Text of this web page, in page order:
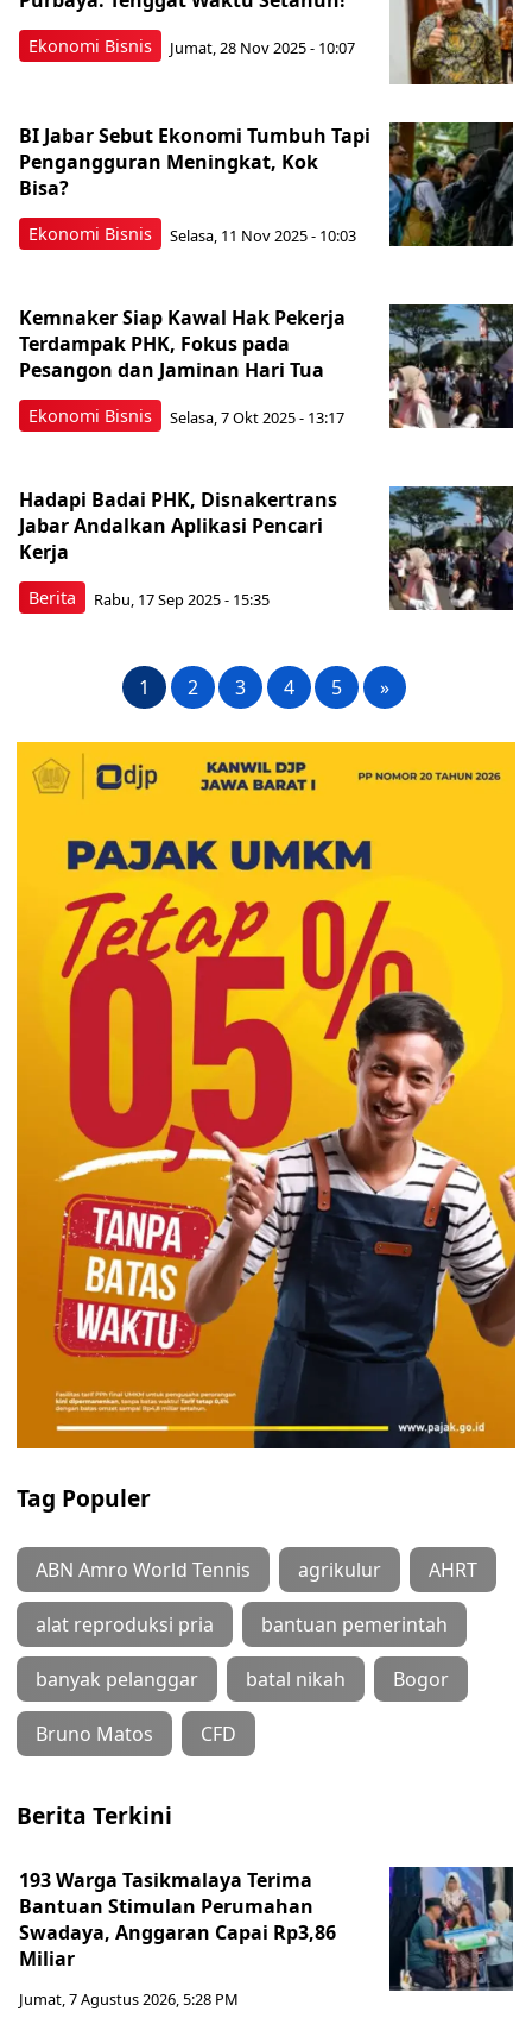
Ekonomi Bisnis Jumat, 28 Nov 2025 - 10:07
Ekonomi Bisnis
BI Jabar Sebut Ekonomi Tumbuh Tapi
Pengangguran Meningkat, Kok
Bisa?
Selasa, 11 Nov 2025 - 10:03
Ekonomi Bisnis
Kemnaker Siap Kawal Hak Pekerja
Terdampak PHK, Fokus pada
Pesangon dan Jaminan Hari Tua
Selasa, 7 Okt 2025 - 13:17
Berita
Hadapi Badai PHK, Disnakertrans
Jabar Andalkan Aplikasi Pencari
Kerja
Rabu, 17 Sep 2025 - 15:35
1 2 3 4 5 »
Tag Populer
ABN Amro World Tennis agrikulur AHRT
alat reproduksi pria bantuan pemerintah
banyak pelanggar batal nikah Bogor
Bruno Matos CFD
Berita Terkini
193 Warga Tasikmalaya Terima
Bantuan Stimulan Perumahan
Swadaya, Anggaran Capai Rp3,86
Miliar
Jumat, 7 Agustus 2026, 5:28 PM